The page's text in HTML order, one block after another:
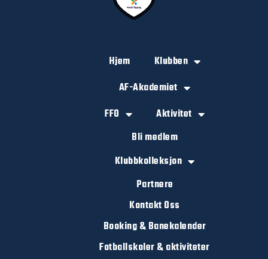
Hjem
Klubben
AF-Akademiet
FFO
Aktivitet
Bli medlem
Klubbkolleksjon
Partnere
Kontakt Oss
Booking & Banekalender
Fotballskoler & aktiviteter